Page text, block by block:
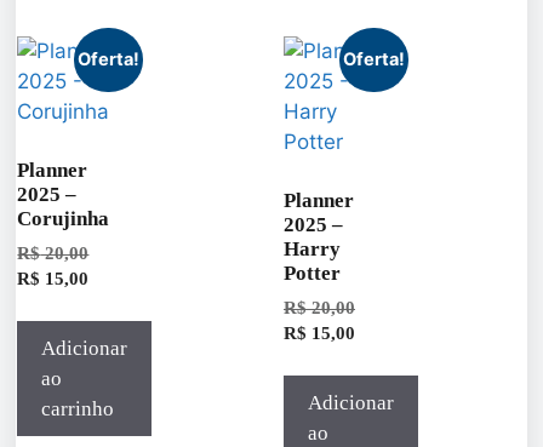
Oferta!
Planner
2025 –
Corujinha
R$20,00
R$ 15,00
Adicionar
ao
carrinho
Oferta!
Planner
2025 –
Harry
Potter
R$20,00
R$ 15,00
Adicionar
ao